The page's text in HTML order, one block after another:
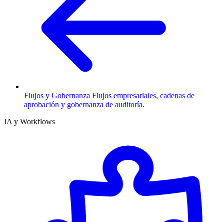
Flujos y Gobernanza Flujos empresariales, cadenas de
aprobación y gobernanza de auditoría.
IA y Workflows